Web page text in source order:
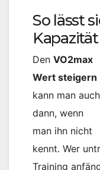
So lässt
Den VO2max
Wert steigern
kann man auch
dann, wenn
man ihn nicht
kennt. Wer
Training